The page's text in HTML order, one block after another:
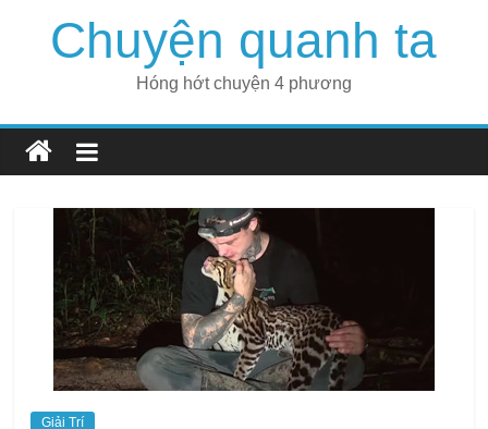
Chuyện quanh ta
Hóng hớt chuyện 4 phương
Giải Trí